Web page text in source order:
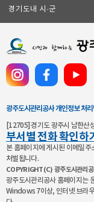
경기도내 시·군
공
사
식
SNS
채
널
바
로
가
광주도시관리공사 개인정보 처
[12705] 경기도 광주시 남한산
부서별 전화 확인하기
본 홈페이지에 게시된 이메일
처벌됩니다.
COPYRIGHT(C) 광주도시관리
광주도시관리공사 홈페이지는
Windows 7이상, 인터넷 브라